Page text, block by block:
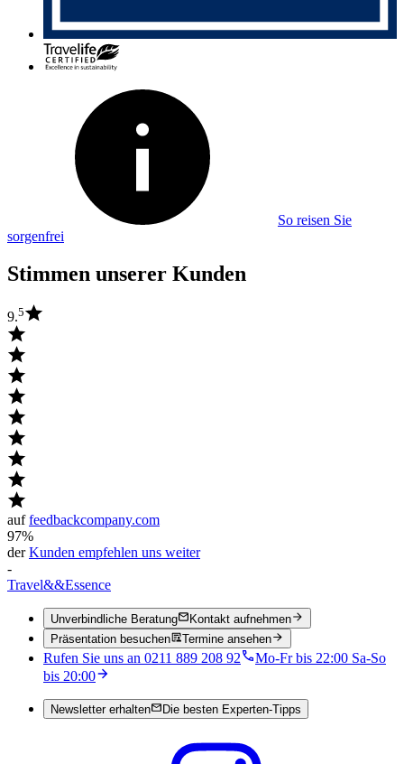
So reisen Sie
sorgenfrei
Stimmen unserer Kunden
9.5
auffeedbackcompany.com
97%
derKunden empfehlen uns weiter
-
Travel&&Essence
Unverbindliche Beratung
Kontakt aufnehmen
Präsentation besuchen
Termine ansehen
Rufen Sie uns an 0211 889 208 92
Mo-Fr bis 22:00 Sa-So
bis 20:00
Newsletter erhalten Die besten Experten-Tipps